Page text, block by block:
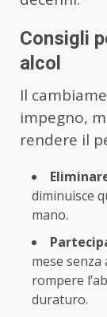
Consigli
alcol
Il
impegno,
rendere il
diminuisce
mano.
mese
rompere
duraturo.